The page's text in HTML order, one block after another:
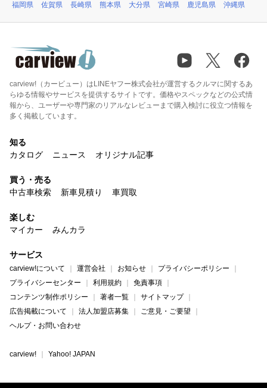
福岡県
佐賀県 長崎県 熊本県 大分県 宮崎県 鹿児島県 沖縄県
carview!（カービュー）はLINEヤフー株式会社が運営するクルマに関するあ
らゆる情報やサービスを提供するサイトです。価格やスペックなどの公式情
報から、ユーザーや専門家のリアルなレビューまで購入検討に役立つ情報を
多く掲載しています。
知る
カタログ
ニュース オリジナル記事
買う・売る
中古車検索
新車見積り 車買取
楽しむ
マイカー
みんカラ
サービス
carview!について 運営会社 お知らせ
プライバシーポリシー
プライバシーセンター
利用規約
免責事項
コンテンツ制作ポリシー
著者一覧
サイトマップ
広告掲載について
法人加盟店募集
ご意見・ご要望
ヘルプ・お問い合わせ
carview! Yahoo! JAPAN